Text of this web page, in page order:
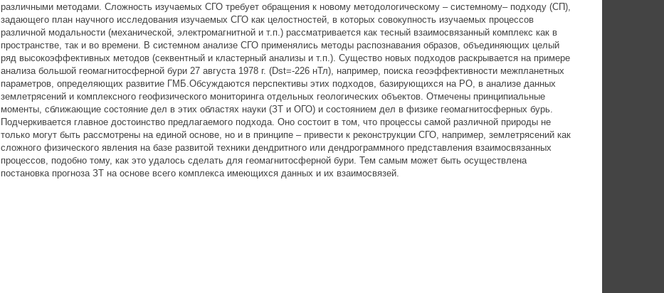
различными методами. Сложность изучаемых СГО требует обращения к новому методологическому – системному– подходу (СП),
задающего план научного исследования изучаемых СГО как целостностей, в которых совокупность изучаемых процессов
различной модальности (механической, электромагнитной и т.п.) рассматривается как тесный взаимосвязанный комплекс как в
пространстве, так и во времени. В системном анализе СГО применялись методы распознавания образов, объединяющих целый
ряд высокоэффективных методов (секвентный и кластерный анализы и т.п.). Существо новых подходов раскрывается на примере
анализа большой геомагнитосферной бури 27 августа 1978 г. (Dst=-226 нТл), например, поиска геоэффективности межпланетных
параметров, определяющих развитие ГМБ.Обсуждаются перспективы этих подходов, базирующихся на РО, в анализе данных
землетрясений и комплексного геофизического мониторинга отдельных геологических объектов. Отмечены принципиальные
моменты, сближающие состояние дел в этих областях науки (ЗТ и ОГО) и состоянием дел в физике геомагнитосферных бурь.
Подчеркивается главное достоинство предлагаемого подхода. Оно состоит в том, что процессы самой различной природы не
только могут быть рассмотрены на единой основе, но и в принципе – привести к реконструкции СГО, например, землетрясений как
сложного физического явления на базе развитой техники дендритного или дендрограммного представления взаимосвязанных
процессов, подобно тому, как это удалось сделать для геомагнитосферной бури. Тем самым может быть осуществлена
постановка прогноза ЗТ на основе всего комплекса имеющихся данных и их взаимосвязей.